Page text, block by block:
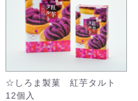
☆しろま製菓 紅芋タルト
12個入